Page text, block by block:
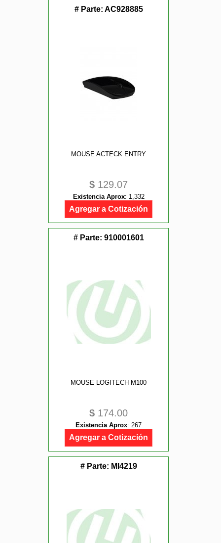
# Parte: AC928885
MOUSE ACTECK ENTRY
$ 129.07
Existencia Aprox: 1,332
Agregar a Cotización
# Parte: 910001601
MOUSE LOGITECH M100
$ 174.00
Existencia Aprox: 267
Agregar a Cotización
# Parte: MI4219